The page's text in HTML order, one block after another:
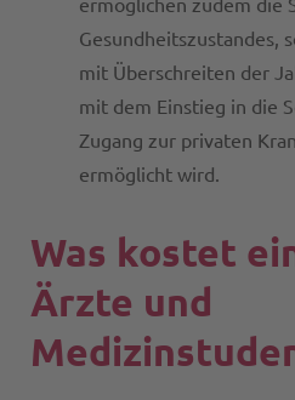
ermöglichen zudem die
Gesundheitszustandes,
mit Überschreiten der
mit dem Einstieg in die
Zugang zur privaten
ermöglicht wird.
Was kostet
Ärzte und